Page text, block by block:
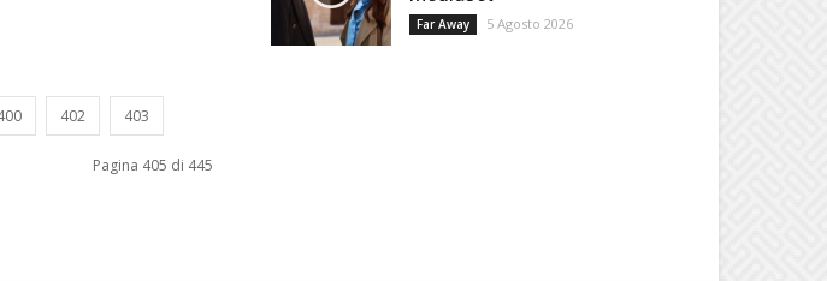
402 403
Pagina 405 di 445
Far Away 5 Agosto 2026